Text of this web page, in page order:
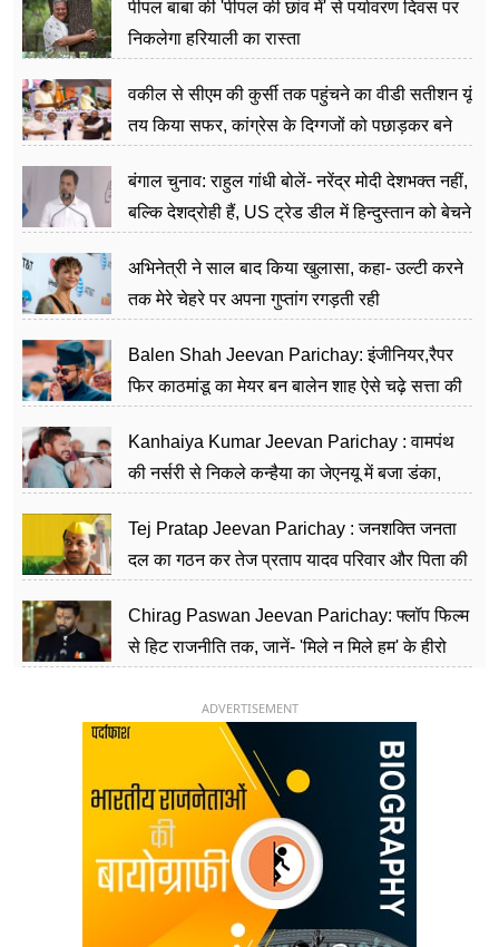
पीपल बाबा की 'पीपल की छांव में' से पर्यावरण दिवस पर
निकलेगा हरियाली का रास्ता
वकील से सीएम की कुर्सी तक पहुंचने का वीडी सतीशन यूं
तय किया सफर, कांग्रेस के दिग्गजों को पछाड़कर बने
बंगाल चुनाव: राहुल गांधी बोलें- नरेंद्र मोदी देशभक्त नहीं,
बल्कि देशद्रोही हैं, US ट्रेड डील में हिन्दुस्तान को बेचने
अभिनेत्री ने साल बाद किया खुलासा, कहा- उल्टी करने
तक मेरे चेहरे पर अपना गुप्तांग रगड़ती रही
Balen Shah Jeevan Parichay: इंजीनियर,रैपर
फिर काठमांडू का मेयर बन बालेन शाह ऐसे चढ़े सत्ता की
Kanhaiya Kumar Jeevan Parichay : वामपंथ
की नर्सरी से निकले कन्हैया का जेएनयू में बजा डंका,
Tej Pratap Jeevan Parichay : जनशक्ति जनता
दल का गठन कर तेज प्रताप यादव परिवार और पिता की
Chirag Paswan Jeevan Parichay: फ्लॉप फिल्म
से हिट राजनीति तक, जानें- 'मिले न मिले हम' के हीरो
ADVERTISEMENT